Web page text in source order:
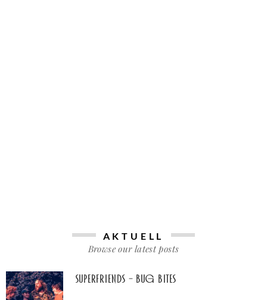
AKTUELL
Browse our latest posts
Superfriends – Bug Bites